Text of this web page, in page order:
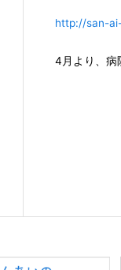
http://san-
4月より、病